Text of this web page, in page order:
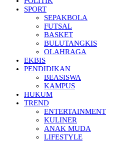
SPORT
SEPAKBOLA
FUTSAL
BASKET
BULUTANGKIS
OLAHRAGA
EKBIS
PENDIDIKAN
BEASISWA
KAMPUS
HUKUM
TREND
ENTERTAINMENT
KULINER
ANAK MUDA
LIFESTYLE